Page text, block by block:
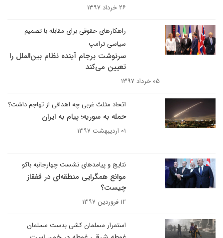
۲۶ خرداد ۱۳۹۷
راهکارهای حقوقی برای مقابله با تصمیم
سیاسی ترامپ
سرنوشت برجام آینده نظام بین‌الملل را
تعیین می‌کند
۰۵ خرداد ۱۳۹۷
اتحاد مثلث غربی چه اهدافی از تهاجم داشت؟
حمله به سوریه؛ پیام به ایران
۰۱ اردیبهشت ۱۳۹۷
نتایج و پیامدهای نشست چهارجانبه باکو
موانع همگرایی منطقه‌ای در قفقاز
چیست؟
۱۲ فروردین ۱۳۹۷
استمرار مسلمان کشی بدست مسلمان